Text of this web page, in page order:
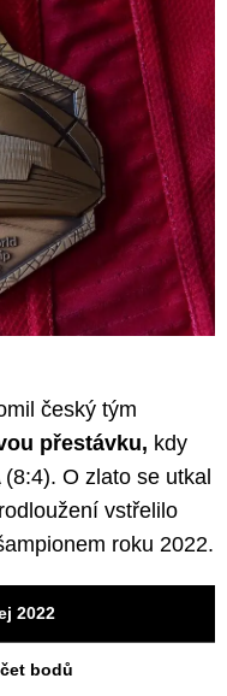
český tým
přestávku, kdy
(8:4). O zlato se utkal
vstřelilo
roku 2022.
2022
bodů